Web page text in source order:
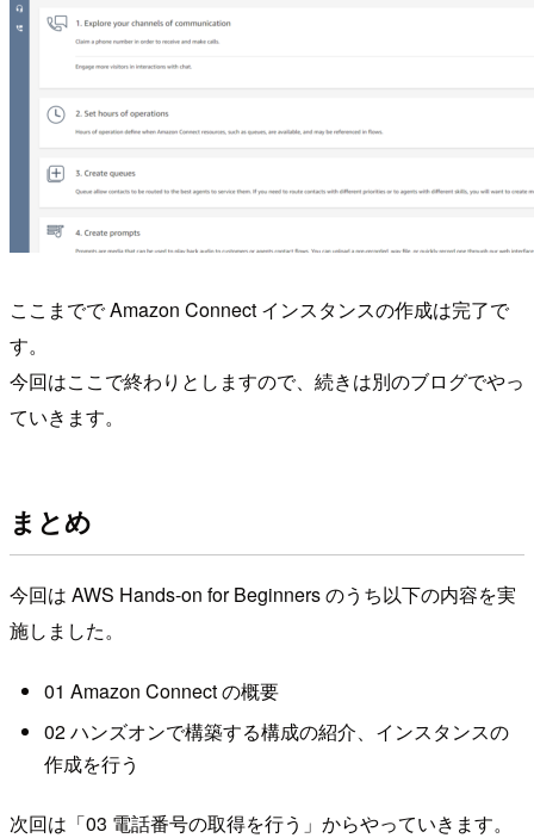
ここまでで Amazon Connect インスタンスの作成は完了で
す。
今回はここで終わりとしますので、続きは別のブログでやっ
ていきます。
まとめ
今回は AWS Hands-on for Beginners のうち以下の内容を実
施しました。
01 Amazon Connect の概要
02 ハンズオンで構築する構成の紹介、インスタンスの
作成を行う
次回は「03 電話番号の取得を行う」からやっていきます。